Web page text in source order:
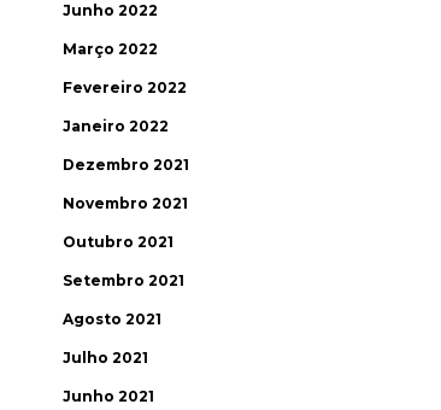
Junho 2022
Março 2022
Fevereiro 2022
Janeiro 2022
Dezembro 2021
Novembro 2021
Outubro 2021
Setembro 2021
Agosto 2021
Julho 2021
Junho 2021